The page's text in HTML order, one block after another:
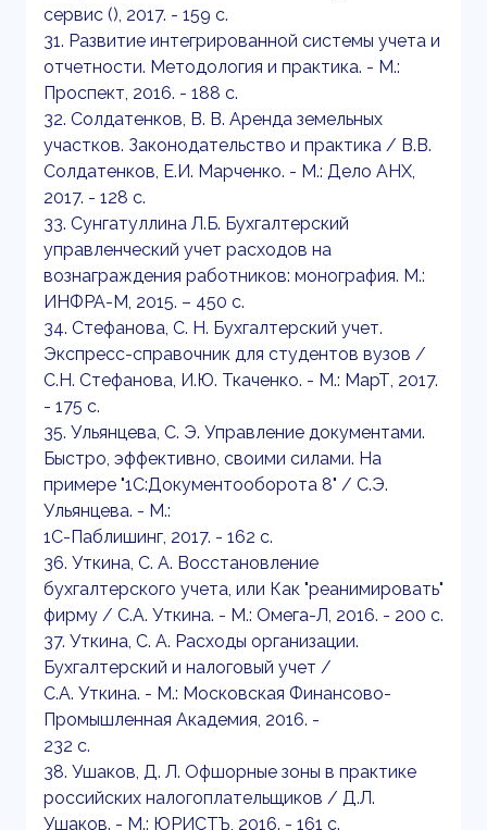
сервис (), 2017. - 159 c.
31. Развитие интегрированной системы учета и
отчетности. Методология и практика. - М.:
Проспект, 2016. - 188 c.
32. Солдатенков, В. В. Аренда земельных
участков. Законодательство и практика / В.В.
Солдатенков, Е.И. Марченко. - М.: Дело АНХ,
2017. - 128 c.
33. Сунгатуллина Л.Б. Бухгалтерский
управленческий учет расходов на
вознаграждения работников: монография. М.:
ИНФРА-М, 2015. – 450 с.
34. Стефанова, С. Н. Бухгалтерский учет.
Экспресс-справочник для студентов вузов /
С.Н. Стефанова, И.Ю. Ткаченко. - М.: МарТ, 2017.
- 175 c.
35. Ульянцева, С. Э. Управление документами.
Быстро, эффективно, своими силами. На
примере "1С:Документооборота 8" / С.Э.
Ульянцева. - М.:
1С-Паблишинг, 2017. - 162 c.
36. Уткина, С. А. Восстановление
бухгалтерского учета, или Как "реанимировать"
фирму / С.А. Уткина. - М.: Омега-Л, 2016. - 200 c.
37. Уткина, С. А. Расходы организации.
Бухгалтерский и налоговый учет /
С.А. Уткина. - М.: Московская Финансово-
Промышленная Академия, 2016. -
232 c.
38. Ушаков, Д. Л. Офшорные зоны в практике
российских налогоплательщиков / Д.Л.
Ушаков. - М.: ЮРИСТЪ, 2016. - 161 c.